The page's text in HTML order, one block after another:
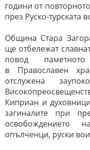
години от
през Руско-турската
Община Стара
ще отбележат
повод
в Православен
отслужена
Киприан и
загиналите при
освобождението
опълченци, руски